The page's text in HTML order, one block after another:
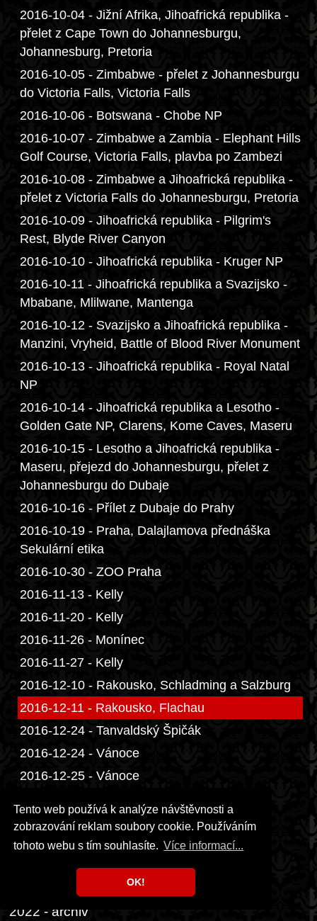
Tento web používá k analýze návštěvnosti a
zobrazování reklam soubory cookie. Používáním
tohoto webu s tím souhlasíte. Více informací...
OK!
2016-10-04 - Jižní Afrika, Jihoafrická republika -
přelet z Cape Town do Johannesburgu,
Johannesburg, Pretoria
2016-10-05 - Zimbabwe - přelet z Johannesburgu
do Victoria Falls, Victoria Falls
2016-10-06 - Botswana - Chobe NP
2016-10-07 - Zimbabwe a Zambia - Elephant Hills
Golf Course, Victoria Falls, plavba po Zambezi
2016-10-08 - Zimbabwe a Jihoafrická republika -
přelet z Victoria Falls do Johannesburgu, Pretoria
2016-10-09 - Jihoafrická republika - Pilgrim's
Rest, Blyde River Canyon
2016-10-10 - Jihoafrická republika - Kruger NP
2016-10-11 - Jihoafrická republika a Svazijsko -
Mbabane, Mlilwane, Mantenga
2016-10-12 - Svazijsko a Jihoafrická republika -
Manzini, Vryheid, Battle of Blood River Monument
2016-10-13 - Jihoafrická republika - Royal Natal
NP
2016-10-14 - Jihoafrická republika a Lesotho -
Golden Gate NP, Clarens, Kome Caves, Maseru
2016-10-15 - Lesotho a Jihoafrická republika -
Maseru, přejezd do Johannesburgu, přelet z
Johannesburgu do Dubaje
2016-10-16 - Přílet z Dubaje do Prahy
2016-10-19 - Praha, Dalajlamova přednáška
Sekulární etika
2016-10-30 - ZOO Praha
2016-11-13 - Kelly
2016-11-20 - Kelly
2016-11-26 - Monínec
2016-11-27 - Kelly
2016-12-10 - Rakousko, Schladming a Salzburg
2016-12-11 - Rakousko, Flachau
2016-12-24 - Tanvaldský Špičák
2016-12-24 - Vánoce
2016-12-25 - Vánoce
2018 - archiv
2019 - archiv
2020 - archiv
2022 - archiv